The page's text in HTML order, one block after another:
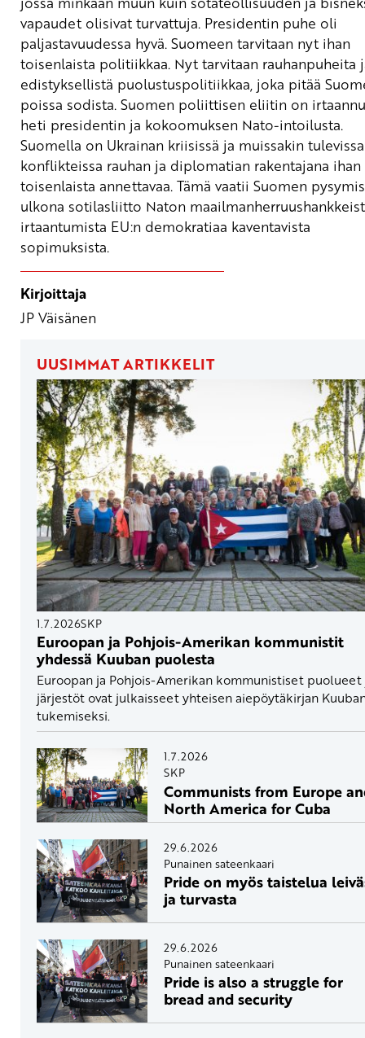
vapaudet olisivat turvattuja. Presidentin puhe oli
paljastavuudessa hyvä. Suomeen tarvitaan nyt ihan
toisenlaista politiikkaa. Nyt tarvitaan rauhanpuheita
edistyksellistä puolustuspolitiikkaa, joka pitää
poissa sodista. Suomen poliittisen eliitin on
heti presidentin ja kokoomuksen Nato-intoilusta.
Suomella on Ukrainan kriisissä ja muissakin tulevissa
konflikteissa rauhan ja diplomatian rakentajana ihan
toisenlaista annettavaa. Tämä vaatii Suomen
ulkona sotilasliitto Naton
irtaantumista EU:n demokratiaa kaventavista
sopimuksista.
Kirjoittaja
JP Väisänen
UUSIMMAT ARTIKKELIT
1.7.2026SKP
Euroopan ja Pohjois-Amerikan kommunistit
yhdessä Kuuban puolesta
Euroopan ja Pohjois-Amerikan kommunistiset puolueet
järjestöt ovat julkaisseet yhteisen aiepöytäkirjan
tukemiseksi.
1.7.2026
SKP
Communists from Europe
North America for Cuba
29.6.2026
Punainen sateenkaari
Pride on myös taistelua
ja turvasta
29.6.2026
Punainen sateenkaari
Pride is also a struggle for
bread and security